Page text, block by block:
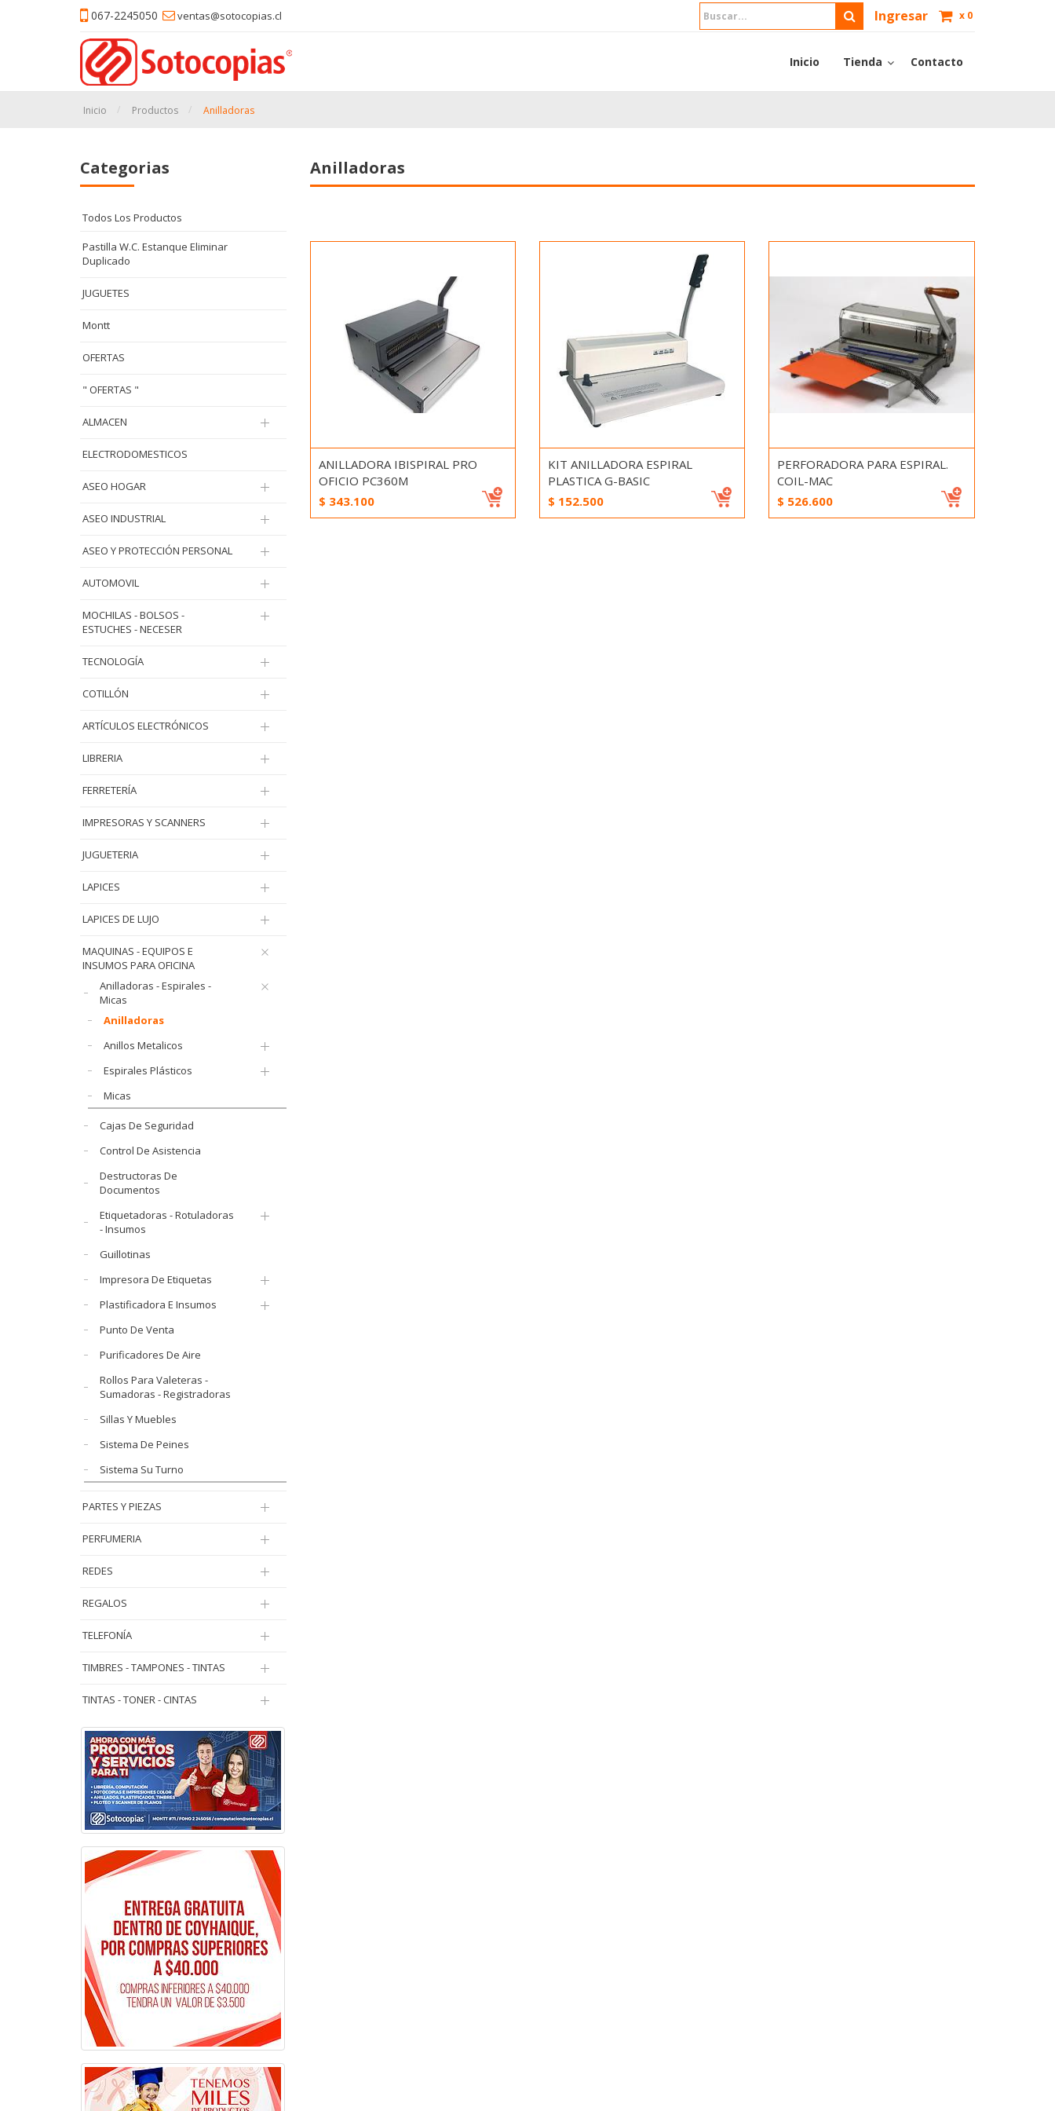
067-2245050 ventas@sotocopias.cl Ingresar x 0
Inicio Tienda Contacto
Inicio Productos Anilladoras
Categorias
Todos Los Productos
Pastilla W.C. Estanque Eliminar
Duplicado
JUGUETES
Montt
OFERTAS
" OFERTAS "
ALMACEN
ELECTRODOMESTICOS
ASEO HOGAR
ASEO INDUSTRIAL
ASEO Y PROTECCIÓN PERSONAL
AUTOMOVIL
MOCHILAS - BOLSOS -
ESTUCHES - NECESER
TECNOLOGÍA
COTILLÓN
ARTÍCULOS ELECTRÓNICOS
LIBRERIA
FERRETERÍA
IMPRESORAS Y SCANNERS
JUGUETERIA
LAPICES
LAPICES DE LUJO
MAQUINAS - EQUIPOS E
INSUMOS PARA OFICINA
Anilladoras - Espirales -
Micas
Anilladoras
Anillos Metalicos
Espirales Plásticos
Micas
Cajas De Seguridad
Control De Asistencia
Destructoras De
Documentos
Etiquetadoras - Rotuladoras
- Insumos
Guillotinas
Impresora De Etiquetas
Plastificadora E Insumos
Punto De Venta
Purificadores De Aire
Rollos Para Valeteras -
Sumadoras - Registradoras
Sillas Y Muebles
Sistema De Peines
Sistema Su Turno
PARTES Y PIEZAS
PERFUMERIA
REDES
REGALOS
TELEFONÍA
TIMBRES - TAMPONES - TINTAS
TINTAS - TONER - CINTAS
Anilladoras
ANILLADORA IBISPIRAL PRO
OFICIO PC360M
$ 343.100
KIT ANILLADORA ESPIRAL
PLASTICA G-BASIC
$ 152.500
PERFORADORA PARA ESPIRAL.
COIL-MAC
$ 526.600